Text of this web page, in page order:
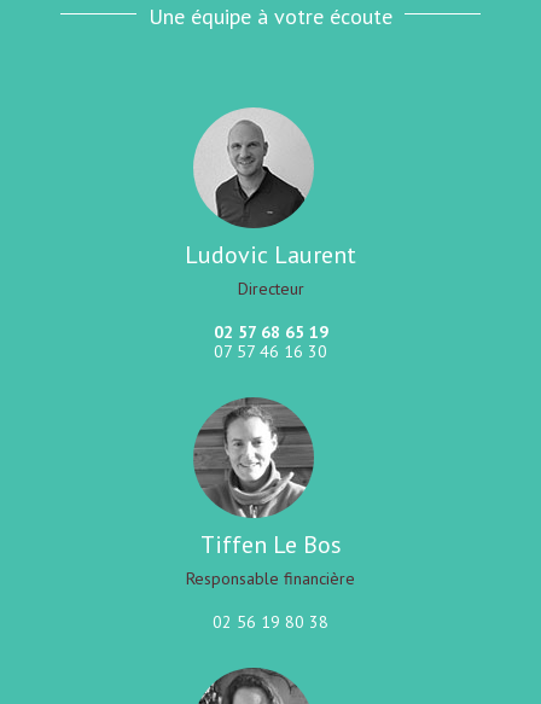
Une équipe à votre écoute
Ludovic Laurent
Directeur
02 57 68 65 19
07 57 46 16 30
Tiffen Le Bos
Responsable financière
02 56 19 80 38